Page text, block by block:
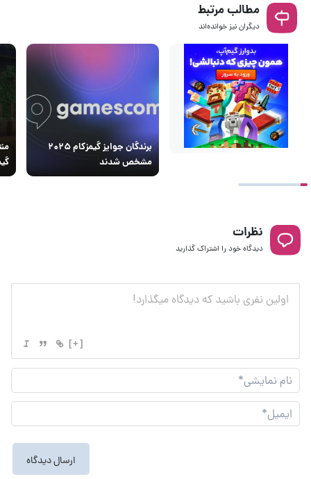
مطالب مرتبط
دیگران نیز خوانده‌اند
برندگان جوایز گیمزکام ۲۰۲۵
مشخص شدند
نظرات
دیدگاه خود را اشتراک گذارید
[+]
نام